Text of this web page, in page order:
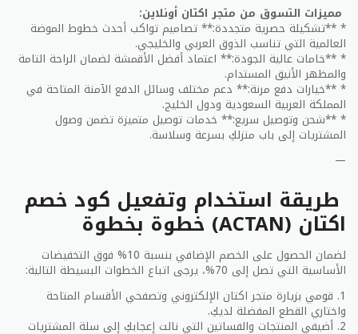
مميزات التسوق من متجر اكتان أونلاين:
* **تشكيلة حصرية متجددة:** تصاميم تواكب أحدث خطوط الموضة
العالمية التي تناسب الذوق العربي والخليجي.
* **خامات عالية الجودة:** اعتماد أفضل الأقمشة لضمان الراحة التامة
والمظهر الأنيق المستدام.
* **خيارات دفع مرنة:** دعم مختلف وسائل الدفع الآمنة المتاحة في
المملكة العربية السعودية ودول الخليج.
* **شحن وتوصيل سريع:** خدمات توصيل متميزة تضمن وصول
المشتريات إلى باب منزلكِ بسرعة وسلاسة.
—
طريقة استخدام وتفعيل كود خصم
اكتان (ACTAN) خطوة بخطوة
لضمان الحصول على الخصم الإضافي بنسبة 10% فوق التخفيضات
الأساسية التي تصل إلى 70%، يرجى اتباع الخطوات البسيطة التالية:
1. قومي بزيارة متجر اكتان الإلكتروني وتصفحي الأقسام المتاحة
واختاري القطع المفضلة لديكِ.
2. أضيفي المنتجات والفساتين التي نالت إعجابكِ إلى سلة المشتريات